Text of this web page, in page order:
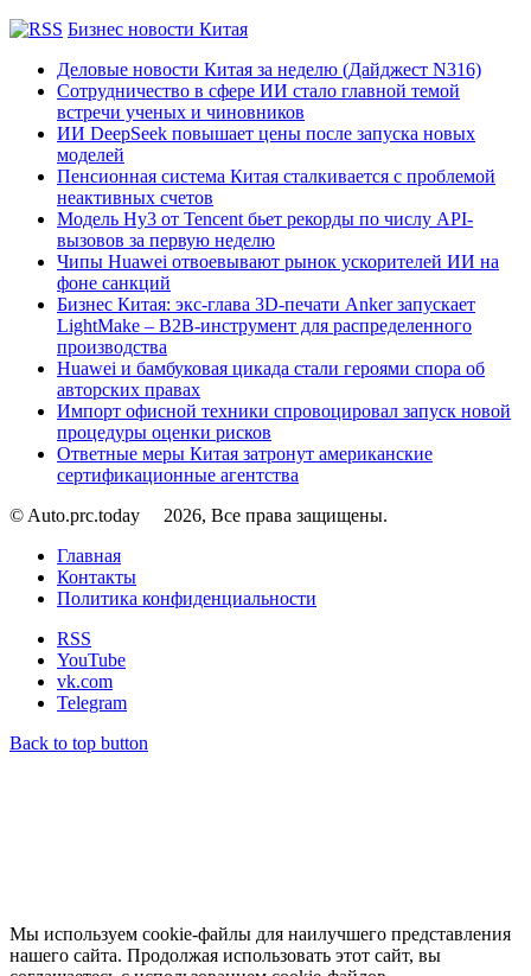
Бизнес новости Китая
Деловые новости Китая за неделю (Дайджест N316)
Сотрудничество в сфере ИИ стало главной темой
встречи ученых и чиновников
ИИ DeepSeek повышает цены после запуска новых
моделей
Пенсионная система Китая сталкивается с проблемой
неактивных счетов
Модель Hy3 от Tencent бьет рекорды по числу API-
вызовов за первую неделю
Чипы Huawei отвоевывают рынок ускорителей ИИ на
фоне санкций
Бизнес Китая: экс-глава 3D-печати Anker запускает
LightMake – B2B-инструмент для распределенного
производства
Huawei и бамбуковая цикада стали героями спора об
авторских правах
Импорт офисной техники спровоцировал запуск новой
процедуры оценки рисков
Ответные меры Китая затронут американские
сертификационные агентства
© Auto.prc.today
2026, Все права защищены.
Главная
Контакты
Политика конфиденциальности
RSS
YouTube
vk.com
Telegram
Back to top button
Мы используем cookie-файлы для наилучшего представления
нашего сайта. Продолжая использовать этот сайт, вы